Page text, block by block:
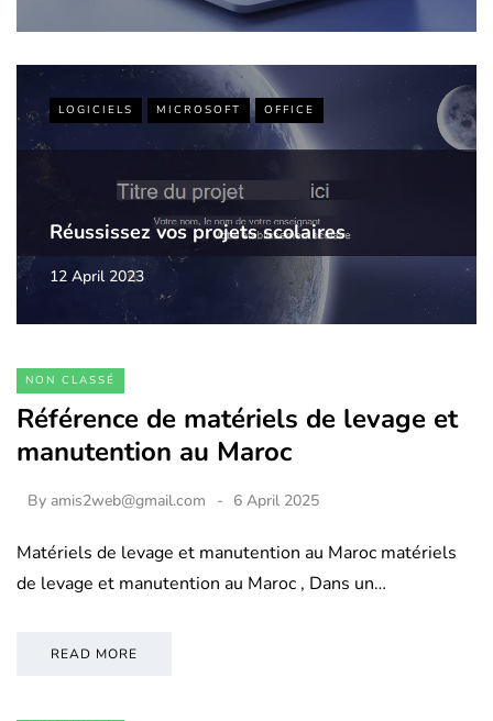
LOGICIELS MICROSOFT OFFICE
Réussissez vos projets scolaires
12 April 2023
NON CLASSÉ
Référence de matériels de levage et
manutention au Maroc
By amis2web@gmail.com 6 April 2025
Matériels de levage et manutention au Maroc matériels
de levage et manutention au Maroc , Dans un…
READ MORE